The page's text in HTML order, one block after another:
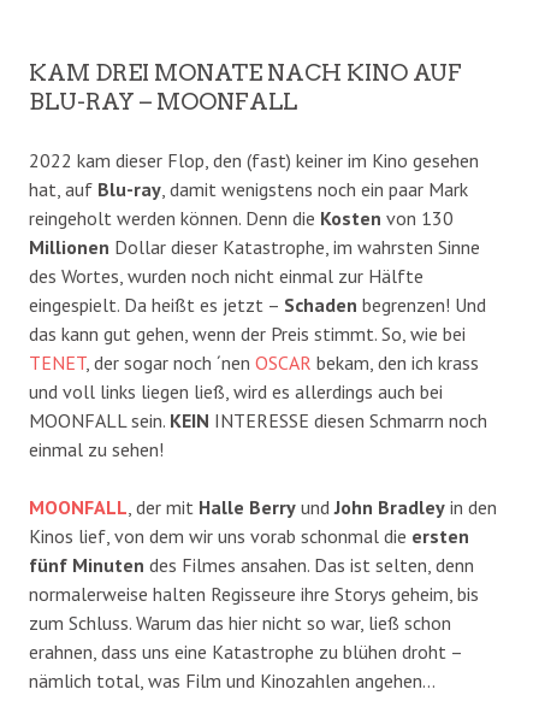
KAM DREI MONATE NACH KINO AUF
BLU-RAY – MOONFALL
2022 kam dieser Flop, den (fast) keiner im Kino gesehen
hat, auf Blu-ray , damit wenigstens noch ein paar Mark
reingeholt werden können. Denn die Kosten von 130
Millionen Dollar dieser Katastrophe, im wahrsten Sinne
des Wortes, wurden noch nicht einmal zur Hälfte
eingespielt. Da heißt es jetzt – Schaden begrenzen! Und
das kann gut gehen, wenn der Preis stimmt. So, wie bei
TENET, der sogar noch ´nen OSCAR bekam, den ich krass
und voll links liegen ließ, wird es allerdings auch bei
MOONFALL sein. KEIN INTERESSE diesen Schmarrn noch
einmal zu sehen!
MOONFALL , der mit Halle Berry undJohn Bradley in den
Kinos lief, von dem wir uns vorab schonmal die ersten
fünf Minuten des Filmes ansahen. Das ist selten, denn
normalerweise halten Regisseure ihre Storys geheim, bis
zum Schluss. Warum das hier nicht so war, ließ schon
erahnen, dass uns eine Katastrophe zu blühen droht –
nämlich total, was Film und Kinozahlen angehen…